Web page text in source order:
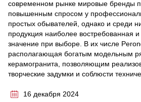
современном рынке мировые бренды
повышенным спросом у
простых обывателей, однако и среди
продукция наиболее востребованная
значение при выборе. В их числе
располагающая богатым модельным
керамогранита, позволяющим
творческие задумки и соблюсти
16 декабря 2024